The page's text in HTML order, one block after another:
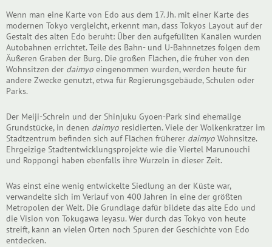
Wenn man eine Karte von Edo aus dem 17. Jh. mit einer Karte des
modernen Tokyo vergleicht, erkennt man, dass Tokyos Layout auf der
Gestalt des alten Edo beruht: Über den aufgefüllten Kanälen wurden
Autobahnen errichtet. Teile des Bahn- und U-Bahnnetzes folgen dem
Äußeren Graben der Burg. Die großen Flächen, die früher von den
Wohnsitzen der daimyo eingenommen wurden, werden heute für
andere Zwecke genutzt, etwa für Regierungsgebäude, Schulen oder
Parks.
Der Meiji-Schrein und der Shinjuku Gyoen-Park sind ehemalige
Grundstücke, in denen daimyo residierten. Viele der Wolkenkratzer im
Stadtzentrum befinden sich auf Flächen früherer daimyo Wohnsitze.
Ehrgeizige Stadtentwicklungsprojekte wie die Viertel Marunouchi
und Roppongi haben ebenfalls ihre Wurzeln in dieser Zeit.
Was einst eine wenig entwickelte Siedlung an der Küste war,
verwandelte sich im Verlauf von 400 Jahren in eine der größten
Metropolen der Welt. Die Grundlage dafür bildete das alte Edo und
die Vision von Tokugawa Ieyasu. Wer durch das Tokyo von heute
streift, kann an vielen Orten noch Spuren der Geschichte von Edo
entdecken.